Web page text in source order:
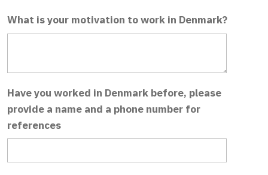
What is your motivation to work in Denmark?
Have you worked in Denmark before, please
provide a name and a phone number for
references